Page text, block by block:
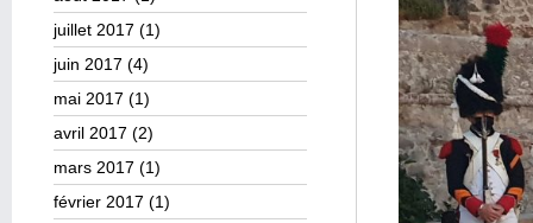
juillet 2017 (1)
juin 2017 (4)
mai 2017 (1)
avril 2017 (2)
mars 2017 (1)
février 2017 (1)